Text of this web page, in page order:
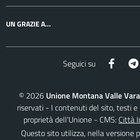
UN GRAZIE A...
Seguici su
© 2026 Unione Montana Valle
riservati - I contenuti del sito, testi e
proprietà dell'Unione - CMS: Città
Questo sito utilizza, nella versione